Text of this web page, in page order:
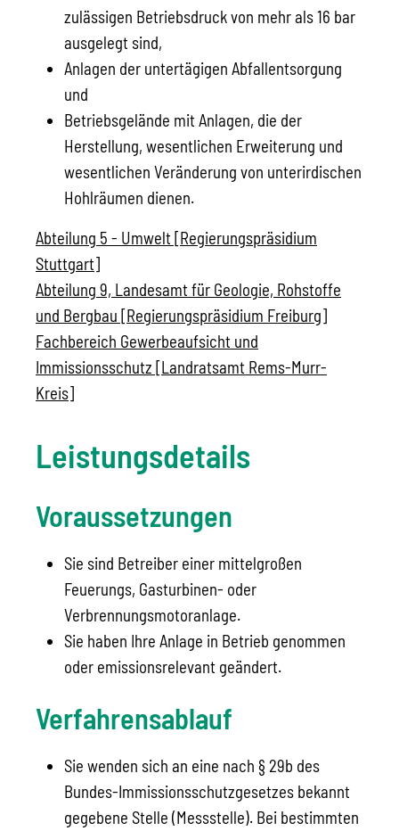
zulässigen Betriebsdruck von mehr als 16 bar
ausgelegt sind,
Anlagen der untertägigen Abfallentsorgung
und
Betriebsgelände mit Anlagen, die der
Herstellung, wesentlichen Erweiterung und
wesentlichen Veränderung von unterirdischen
Hohlräumen dienen.
Abteilung 5 - Umwelt [Regierungspräsidium
Stuttgart]
Abteilung 9, Landesamt für Geologie, Rohstoffe
und Bergbau [Regierungspräsidium Freiburg]
Fachbereich Gewerbeaufsicht und
Immissionsschutz [Landratsamt Rems-Murr-
Kreis]
Leistungsdetails
Voraussetzungen
Sie sind Betreiber einer mittelgroßen
Feuerungs, Gasturbinen- oder
Verbrennungsmotoranlage.
Sie haben Ihre Anlage in Betrieb genommen
oder emissionsrelevant geändert.
Verfahrensablauf
Sie wenden sich an eine nach § 29b des
Bundes-Immissionsschutzgesetzes bekannt
gegebene Stelle (Messstelle). Bei bestimmten